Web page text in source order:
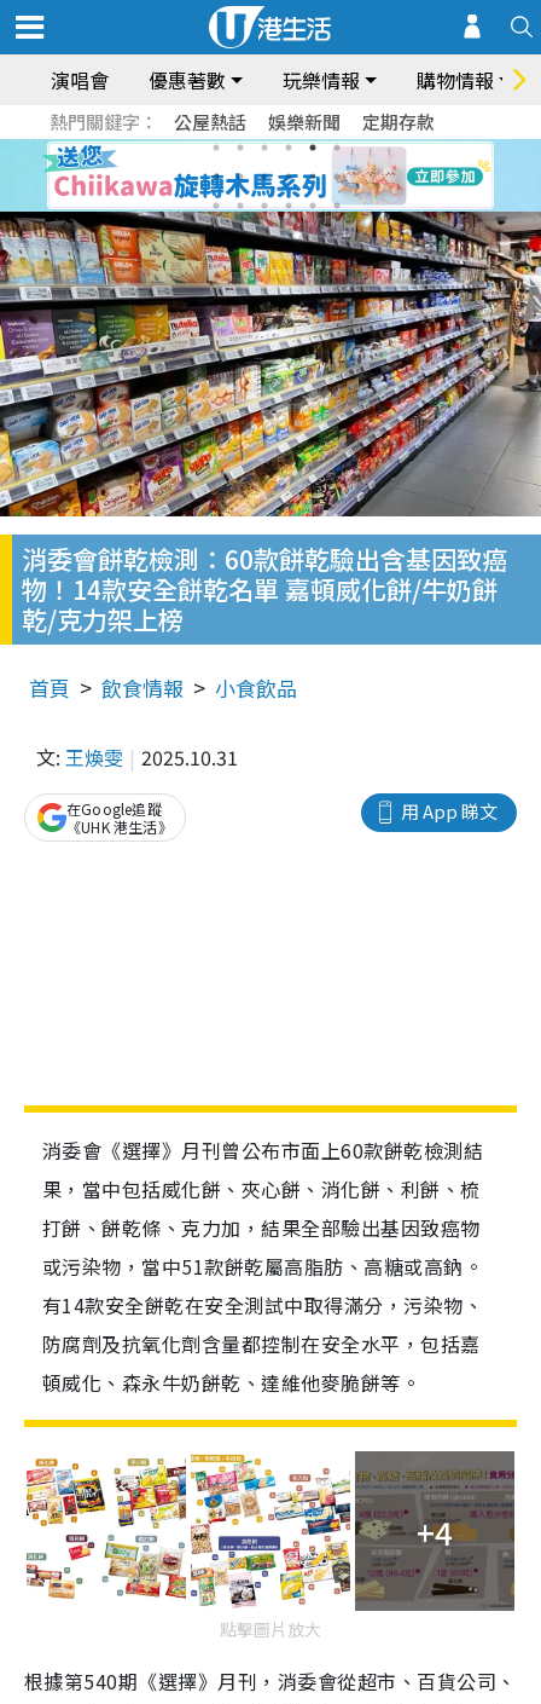
演唱會 優惠著數 玩樂情報 購物情報
熱門關鍵字： 公屋熱話 娛樂新聞 定期存款
消委會餅乾檢測：60款餅乾驗出含基因致癌
物！14款安全餅乾名單 嘉頓威化餅/牛奶餅
乾/克力架上榜
首頁 飲食情報 小食飲品
文: 王煥雯 2025.10.31
用 App 睇文
在Google追蹤
《UHK 港生活》
消委會《選擇》月刊曾公布市面上60款餅乾檢測結
果，當中包括威化餅、夾心餅、消化餅、利餅、梳
打餅、餅乾條、克力加，結果全部驗出基因致癌物
或污染物，當中51款餅乾屬高脂肪、高糖或高鈉。
有14款安全餅乾在安全測試中取得滿分，污染物、
防腐劑及抗氧化劑含量都控制在安全水平，包括嘉
頓威化、森永牛奶餅乾、達維他麥脆餅等。
+4
點擊圖片放大
根據第540期《選擇》月刊，消委會從超市、百貨公司、